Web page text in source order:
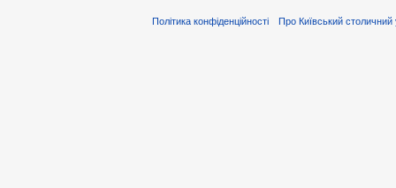
Політика конфіденційності Про Київський столичний